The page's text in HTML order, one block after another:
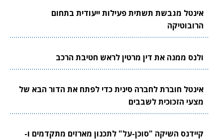
אינטל מגבשת תשתית פעילות ייעודית בתחום
הרובוטיקה
ולנס ממנה את דין מרטין לראש חטיבת הרכב
אינטל חוברת לחברה סינית כדי לפתח את הדור הבא של
מצעי הזכוכית לשבבים
קיידנס השיקה "סוכן-על" לתכנון מארזים מתקדמים ו-